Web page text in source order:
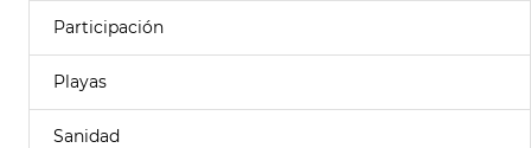
Participación
Playas
Sanidad